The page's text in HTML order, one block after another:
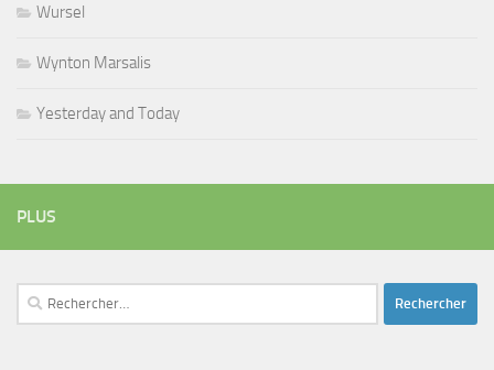
Wursel
Wynton Marsalis
Yesterday and Today
PLUS
Rechercher :